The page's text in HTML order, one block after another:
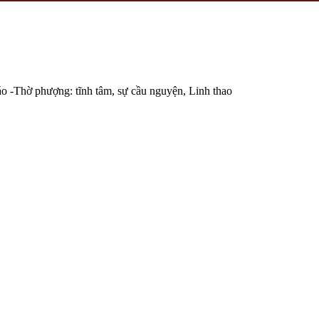
-Thờ phượng: tĩnh tâm, sự cầu nguyện, Linh thao